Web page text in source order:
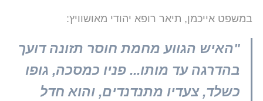
במשפט אייכמן, תיאר רופא יהודי מאושוויץ:
"האיש הגווע מחמת חוסר תזונה דועך
בהדרגה עד מותו... פניו כמסכה, גופו
כשלד, צעדיו מתנדנדים, והוא חדל